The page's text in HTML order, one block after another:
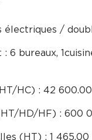
électriques /
6 bureaux,
HC) : 42
HD/HF) : 600
(HT) : 1 465.00